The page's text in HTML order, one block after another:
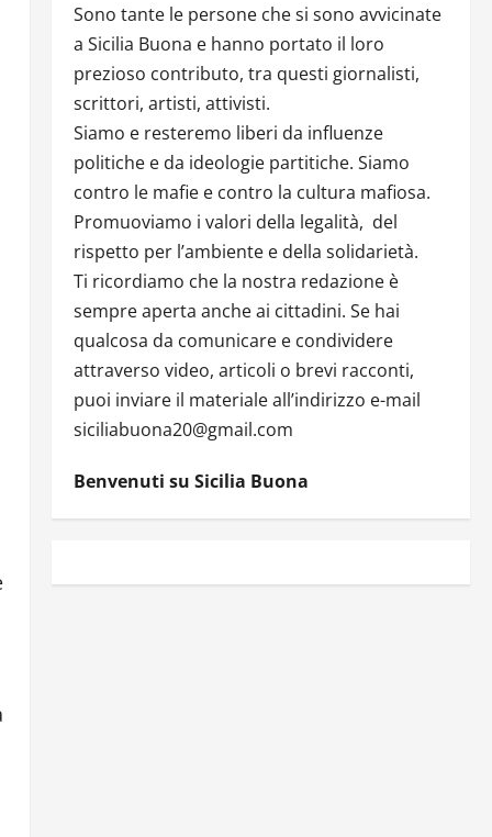
Sono tante le persone che si sono avvicinate
a Sicilia Buona e hanno portato il loro
prezioso contributo, tra questi giornalisti,
scrittori, artisti, attivisti.
Siamo e resteremo liberi da influenze
politiche e da ideologie partitiche. Siamo
contro le mafie e contro la cultura mafiosa.
Promuoviamo i valori della legalità, del
rispetto per l’ambiente e della solidarietà.
Ti ricordiamo che la nostra redazione è
sempre aperta anche ai cittadini. Se hai
qualcosa da comunicare e condividere
attraverso video, articoli o brevi racconti,
puoi inviare il materiale all’indirizzo e-mail
siciliabuona20@gmail.com
Benvenuti su Sicilia Buona